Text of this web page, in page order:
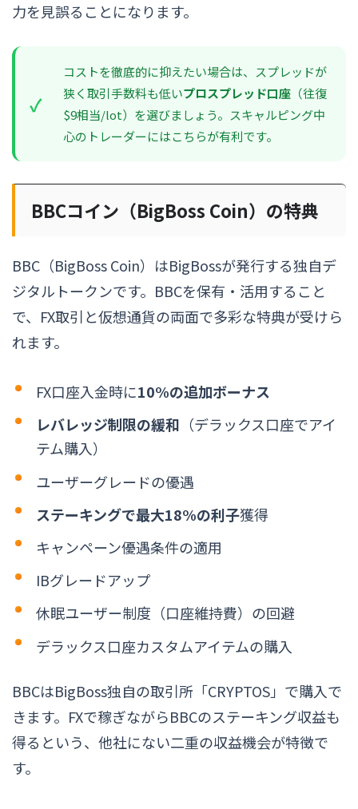
力を見誤ることになります。
コストを徹底的に抑えたい場合は、スプレッドが
狭く取引手数料も低いプロスプレッド口座 （往復
$9相当/lot）を選びましょう。スキャルピング中
心のトレーダーにはこちらが有利です。
BBCコイン（BigBoss Coin）の特典
BBC（BigBoss Coin）はBigBossが発行する独自デ
ジタルトークンです。BBCを保有・活用すること
で、FX取引と仮想通貨の両面で多彩な特典が受けら
れます。
FX口座入金時に10%の追加ボーナス
レバレッジ制限の緩和 （デラックス口座でアイ
テム購入）
ユーザーグレードの優遇
ステーキングで最大18%の利子獲得
キャンペーン優遇条件の適用
IBグレードアップ
休眠ユーザー制度（口座維持費）の回避
デラックス口座カスタムアイテムの購入
BBCはBigBoss独自の取引所「CRYPTOS」で購入で
きます。FXで稼ぎながらBBCのステーキング収益も
得るという、他社にない二重の収益機会が特徴で
す。